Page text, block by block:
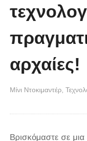
Υπάρχει μια
μιλάει
αρχαίες!
Μίνι Ντοκιμαντέρ
Βρισκόμαστε σε